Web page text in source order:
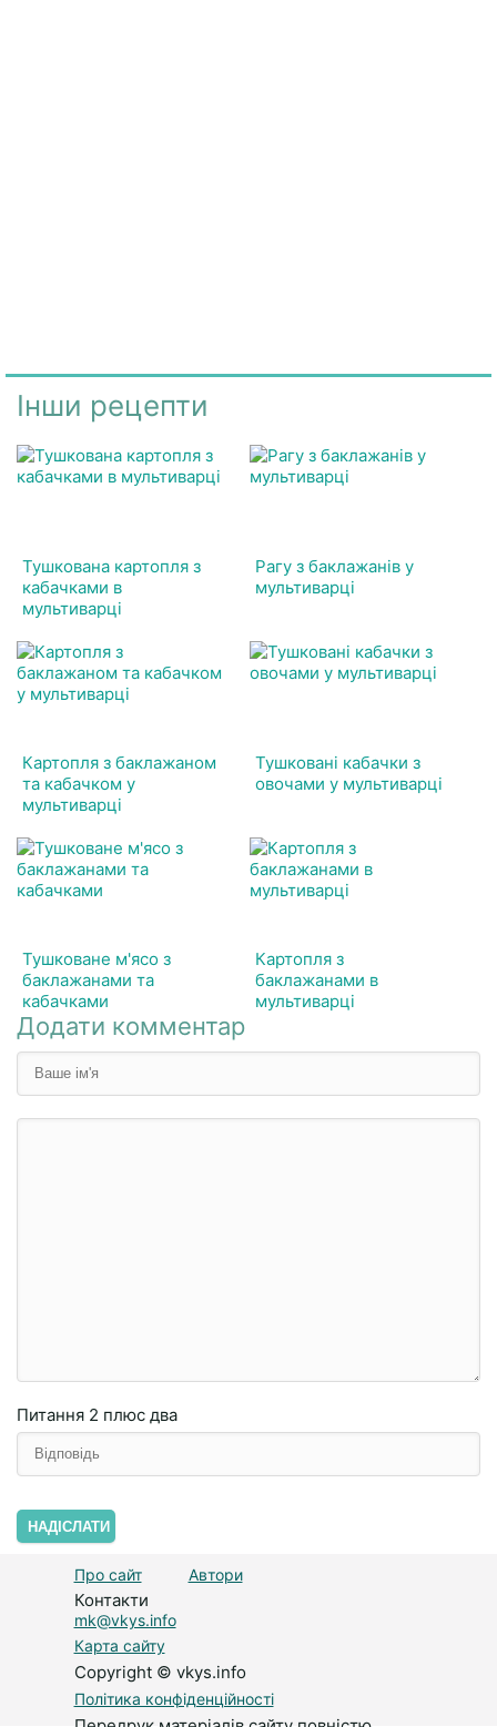
Інши рецепти
Тушкована картопля з
кабачками в
мультиварці
Рагу з баклажанів у
мультиварці
Картопля з баклажаном
та кабачком у
мультиварці
Тушковані кабачки з
овочами у мультиварці
Тушковане м'ясо з
баклажанами та
кабачками
Картопля з
баклажанами в
мультиварці
Додати комментар
Питання 2 плюc двa
НАДІСЛАТИ
Про сайт Автори
Контакти
mk@vkys.info
Карта сайту
Copyright © vkys.info
Політика конфіденційності